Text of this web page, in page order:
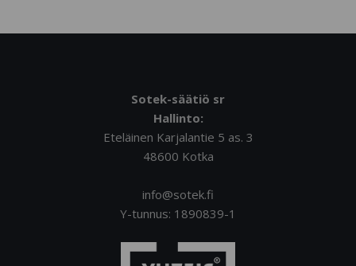
Sotek-säätiö sr
Hallinto:
Eteläinen Karjalantie 5 as. 3
48600 Kotka
info@sotek.fi
Y-tunnus: 1890839-1